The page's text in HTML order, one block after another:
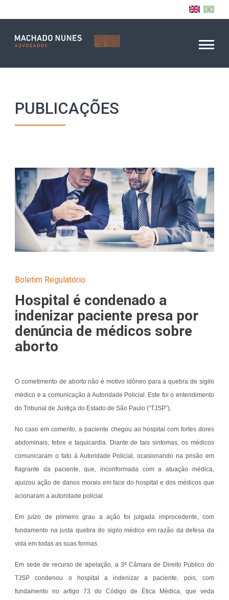
PUBLICAÇÕES
Boletim Regulatório
Hospital é condenado a
indenizar paciente presa por
denúncia de médicos sobre
aborto
O cometimento de aborto não é motivo idôneo para a quebra de sigilo
médico e a comunicação à Autoridade Policial. Este foi o entendimento
do Tribunal de Justiça do Estado de São Paulo (“TJSP”).
No caso em comento, a paciente chegou ao hospital com fortes dores
abdominais, febre e taquicardia. Diante de tais sintomas, os médicos
comunicaram o fato à Autoridade Policial, ocasionando na prisão em
flagrante da paciente, que, inconformada com a atuação médica,
ajuizou ação de danos morais em face do hospital e dos médicos que
acionaram a autoridade policial.
Em juízo de primeiro grau a ação foi julgada improcedente, com
fundamento na justa quebra do sigilo médico em razão da defesa da
vida em todas as suas formas.
Em sede de recurso de apelação, a 3ª Câmara de Direito Público do
TJSP condenou o hospital a indenizar a paciente, pois, com
fundamento no artigo 73 do Código de Ética Médica, que veda